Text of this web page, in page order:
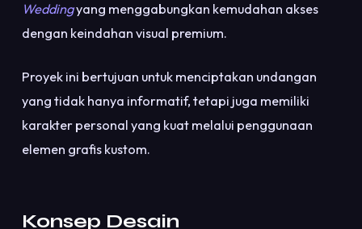
Weddingyang menggabungkan kemudahan akses
dengan keindahan visual premium.
Proyek ini bertujuan untuk menciptakan undangan
yang tidak hanya informatif, tetapi juga memiliki
karakter personal yang kuat melalui penggunaan
elemen grafis kustom.
Konsep Desain